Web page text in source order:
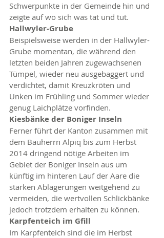
Schwerpunkte in der Gemeinde hin und
zeigte auf wo sich was tat und tut.
Hallwyler-Grube
Beispielsweise werden in der Hallwyler-
Grube momentan, die während den
letzten beiden Jahren zugewachsenen
Tümpel, wieder neu ausgebaggert und
verdichtet, damit Kreuzkröten und
Unken im Frühling und Sommer wieder
genug Laichplätze vorfinden.
Kiesbänke der Boniger Inseln
Ferner führt der Kanton zusammen mit
dem Bauherrn Alpiq bis zum Herbst
2014 dringend nötige Arbeiten im
Gebiet der Boniger Inseln aus um
künftig im hinteren Lauf der Aare die
starken Ablagerungen weitgehend zu
vermeiden, die wertvollen Schlickbänke
jedoch trotzdem erhalten zu können.
Karpfenteich im Gfill
Im Karpfenteich sind die im Herbst